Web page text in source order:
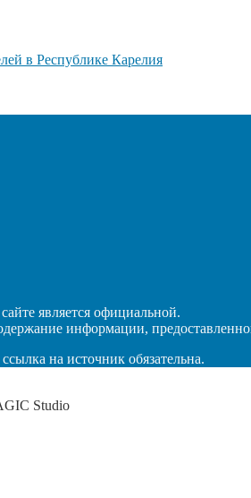
является официальной.
информации,
на источник обязательна.
Studio